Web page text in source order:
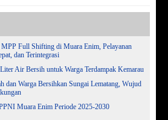
MPP Full Shifting di Muara Enim, Pelayanan
dan Terintegrasi
Air Bersih untuk Warga Terdampak Kemarau
dan Warga Bersihkan Sungai Lematang, Wujud
Muara Enim Periode 2025-2030